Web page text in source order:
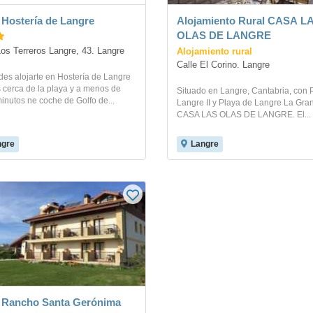
de Langre
Terreros Langre, 43. Langre
alojarte en Hostería de Langre
cerca de la playa y a menos de
ne coche de Golfo de...
Alojamiento Rural CASA
OLAS DE LANGRE
Alojamiento rural
Calle El Corino. Langre
Situado en Langre, Cantabria, con
Langre II y Playa de Langre La
CASA LAS OLAS DE LANGRE. El...
Langre
Santa Gerónima